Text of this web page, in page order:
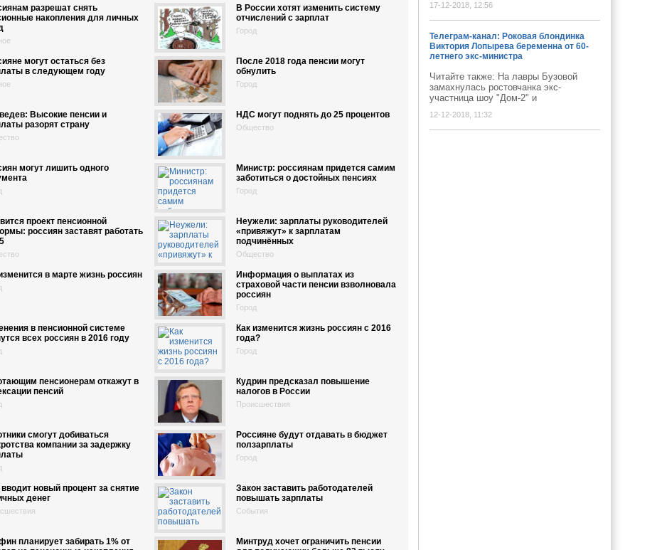
разрешат снять
накопления для личных
В России хотят изменить систему
отчислений с зарплат
Город
могут остаться без
в следующем году
После 2018 года пенсии могут
обнулить
Город
Высокие пенсии и
разорят страну
НДС могут поднять до 25 процентов
Общество
могут лишить одного
Министр: россиянам придется самим
заботиться о достойных пенсиях
Город
проект пенсионной
россиян заставят работать
Неужели: зарплаты руководителей
«привяжут» к зарплатам
подчинённых
Общество
в марте жизнь россиян
Информация о выплатах из
страховой части пенсии взволновала
россиян
Город
в пенсионной системе
всех россиян в 2016 году
Как изменится жизнь россиян с 2016
года?
Город
пенсионерам откажут в
пенсий
Кудрин предсказал повышение
налогов в России
Происшествия
смогут добиваться
компании за задержку
Россияне будут отдавать в бюджет
ползарплаты
Город
новый процент за снятие
денег
Закон заставить работодателей
повышать зарплаты
События
планирует забирать 1% от
Минтруд хочет ограничить пенсии
17-12-2018, 12:56
Телеграм-канал: Роковая блондинка
Виктория Лопырева беременна от 60-
летнего экс-министра
Читайте также: На лавры Бузовой
замахнулась ростовчанка экс-
участница шоу "Дом-2" и
12-12-2018, 11:32